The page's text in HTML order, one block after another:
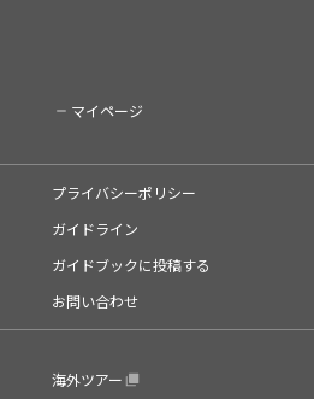
マイページ
プライバシーポリシー
ガイドライン
ガイドブックに投稿する
お問い合わせ
海外ツアー